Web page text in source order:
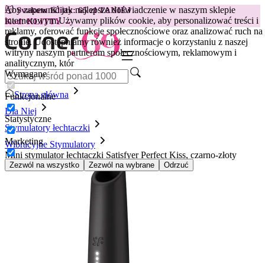
Aby zapewnić jak najlepsze doświadczenie w naszym sklepie
internetowym.Używamy plików cookie, aby personalizować treści i
reklamy, oferować funkcje społecznościowe oraz analizować ruch na
stronie. Udostępniamy również informacje o korzystaniu z naszej
witryny naszym partnerom społecznościowym, reklamowym i
analitycznym, któr
Wymagane
Funkcjonalne
Statystyczne
Marketing
Zezwól na wszystko Zezwól na wybrane Odrzuć
😽Svakom Klitty: 65 zł TANIEJ
Kod: KLITTY →
Strona główna
Dla Niej
Stymulatory łechtaczki
Wibracyjne Stymulatory
Mini stymulator łechtaczki Satisfyer Perfect Kiss, czarno-złoty